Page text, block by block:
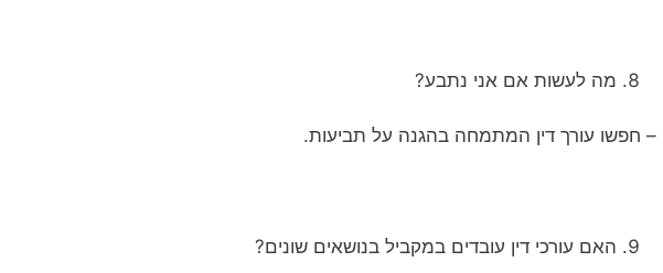
מה לעשות אם אני נתבע?
– חפשו עורך דין המתמחה בהגנה על תביעות.
האם עורכי דין עובדים במקביל בנושאים שונים?